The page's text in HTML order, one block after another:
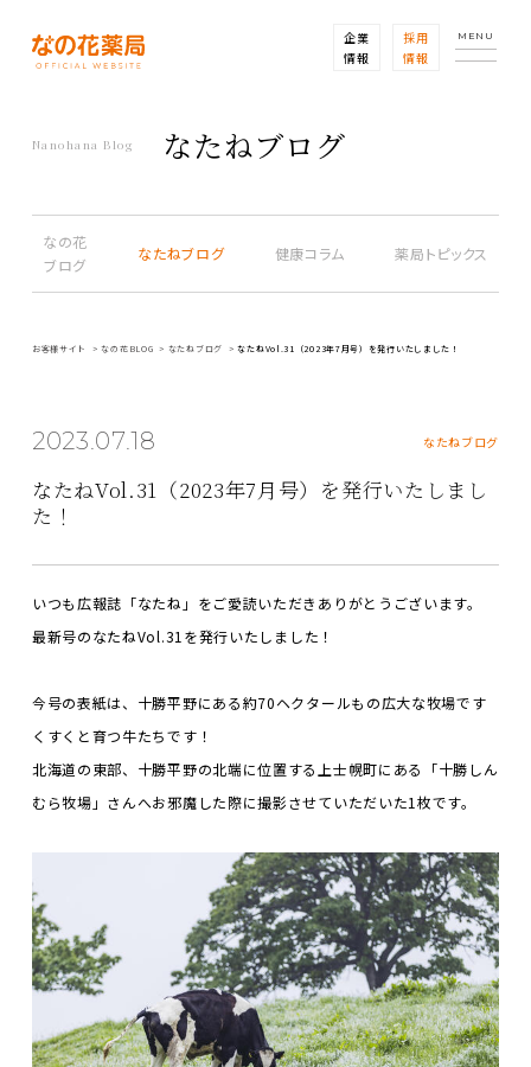
企業
情報
採用
情報
MENU
Nanohana Blog なたねブログ
なの花
ブログ
なたねブログ 健康コラム 薬局トピックス
お客様サイト なの花BLOG なたねブログ なたねVol.31（2023年7月号）を発行いたしました！
2023.07.18 なたねブログ
なたねVol.31（2023年7月号）を発行いたしまし
た！
いつも広報誌「なたね」をご愛読いただきありがとうございます。
最新号のなたねVol.31を発行いたしました！
今号の表紙は、十勝平野にある約70ヘクタールもの広大な牧場です
くすくと育つ牛たちです！
北海道の東部、十勝平野の北端に位置する上士幌町にある「十勝しん
むら牧場」さんへお邪魔した際に撮影させていただいた1枚です。